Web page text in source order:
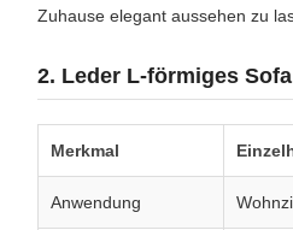
Zuhause elegant aussehen zu
2. Leder L-förmiges
Merkmal
Anwendung